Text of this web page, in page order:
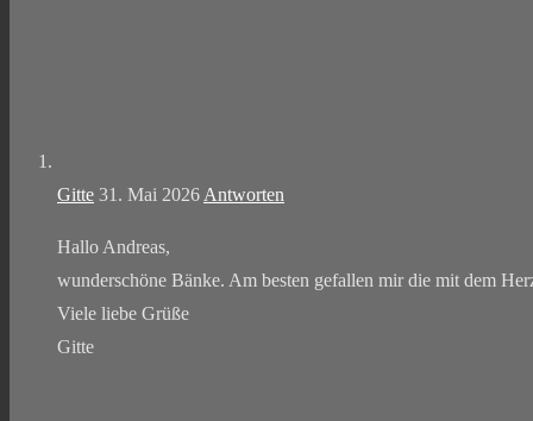
Gitte 31. Mai 2026 Antworten
Hallo Andreas,
wunderschöne Bänke. Am besten gefallen mir die mit dem
Viele liebe Grüße
Gitte